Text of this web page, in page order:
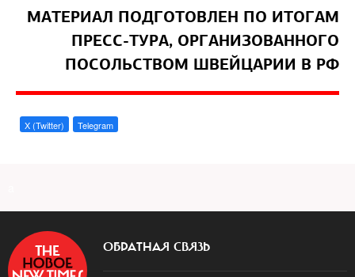
МАТЕРИАЛ ПОДГОТОВЛЕН ПО ИТОГАМ
ПРЕСС-ТУРА, ОРГАНИЗОВАННОГО
ПОСОЛЬСТВОМ ШВЕЙЦАРИИ В РФ
X (Twitter) Telegram
ОБРАТНАЯ СВЯЗЬ